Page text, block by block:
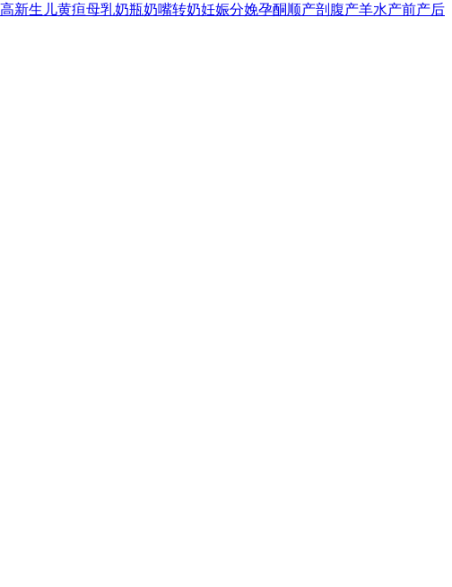
新生儿黄疸母乳奶瓶奶嘴转奶妊娠分娩孕酮顺产剖腹产羊水产前产后